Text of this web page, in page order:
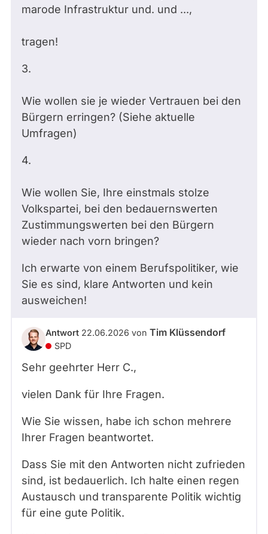
marode Infrastruktur und. und ...,
tragen!
3.
Wie wollen sie je wieder Vertrauen bei den
Bürgern erringen? (Siehe aktuelle
Umfragen)
4.
Wie wollen Sie, Ihre einstmals stolze
Volkspartei, bei den bedauernswerten
Zustimmungswerten bei den Bürgern
wieder nach vorn bringen?
Ich erwarte von einem Berufspolitiker, wie
Sie es sind, klare Antworten und kein
ausweichen!
Antwort 22.06.2026 von Tim Klüssendorf
SPD
Sehr geehrter Herr C.,
vielen Dank für Ihre Fragen.
Wie Sie wissen, habe ich schon mehrere
Ihrer Fragen beantwortet.
Dass Sie mit den Antworten nicht zufrieden
sind, ist bedauerlich. Ich halte einen regen
Austausch und transparente Politik wichtig
für eine gute Politik.